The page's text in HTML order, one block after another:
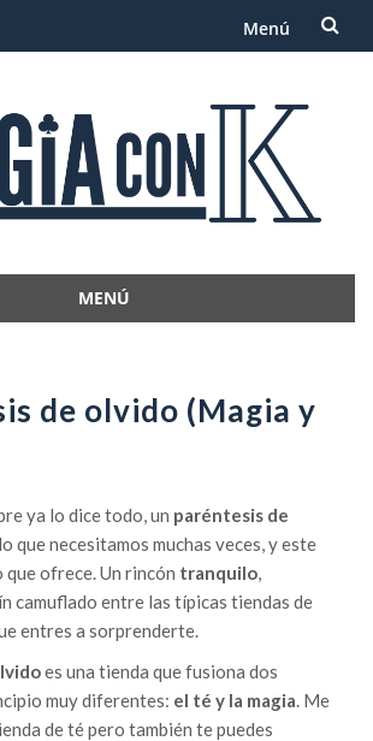
Menú
MENÚ
de olvido (Magia y
ya lo dice todo, un paréntesis de
que necesitamos muchas veces, y este
que ofrece. Un rincón tranquilo,
camuflado entre las típicas tiendas de
entres a sorprenderte.
es una tienda que fusiona dos
muy diferentes: el té y la magia. Me
de té pero también te puedes